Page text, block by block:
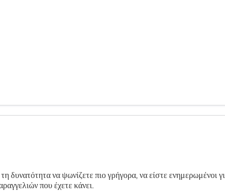
δυνατότητα να ψωνίζετε πιο γρήγορα, να είστε ενημερωμένοι
που έχετε κάνει.